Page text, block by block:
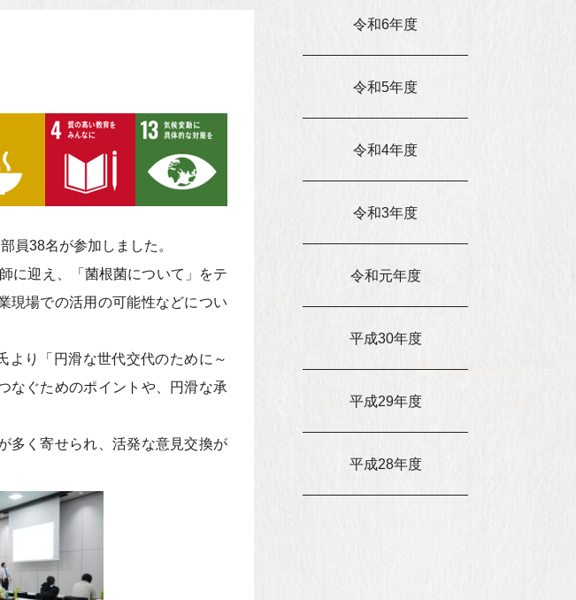
員38名が参加しました。
に迎え、「菌根菌について」をテ
現場での活用の可能性などについ
り「円滑な世代交代のために～
なぐためのポイントや、円滑な承
多く寄せられ、活発な意見交換が
令和6年度
令和5年度
令和4年度
令和3年度
令和元年度
平成30年度
平成29年度
平成28年度